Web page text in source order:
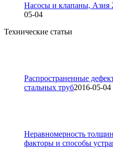
Насосы и клапаны, Азия
05-04
Технические статьи
Распространенные
стальных труб2016-05-04
Неравномерность
факторы и способы